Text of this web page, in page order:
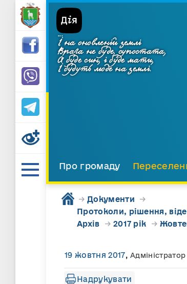
...
І на оновленій землі
Врага не буде, супостата,
А буде син, і буде мати,
І будуть люде на землі.
Про громаду
→ Документи →
Протоколи, рішення,
Архів → 2017 рік →
19 жовтня 2017,Адміністратор
Надрукувати